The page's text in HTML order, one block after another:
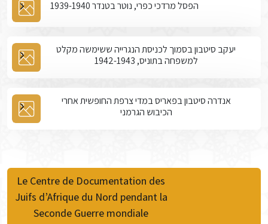
הפסל מרדכי כפרי, נוטר בטנדר 1939-1940
יעקב סיטבון בסמוך לכניסת הנגרייה ששימשה מקלט
למשפחה בתוניס, 1942-1943
אנדרה סיטבון בפאריס במדי צרפת החופשית אחרי
הכיבוש הגרמני
Le Centre de Documentation des
Juifs d’Afrique du Nord pendant la
Seconde Guerre mondiale